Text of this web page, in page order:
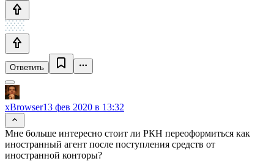
Ответить
xBrowser13 фев 2020 в 13:32
Мне больше интересно стоит ли РКН переоформиться как
иностранный агент после поступления средств от
иностранной конторы?